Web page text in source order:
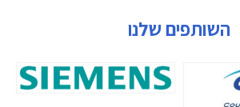
השותפים שלנו